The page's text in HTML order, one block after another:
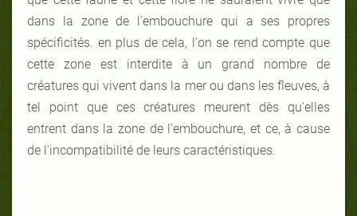
dans la zone de l'embouchure qui a ses propres
spécificités. en plus de cela, l'on se rend compte que
cette zone est interdite à un grand nombre de
créatures qui vivent dans la mer ou dans les fleuves, à
tel point que ces créatures meurent dès qu'elles
entrent dans la zone de l'embouchure, et ce, à cause
de l'incompatibilité de leurs caractéristiques.